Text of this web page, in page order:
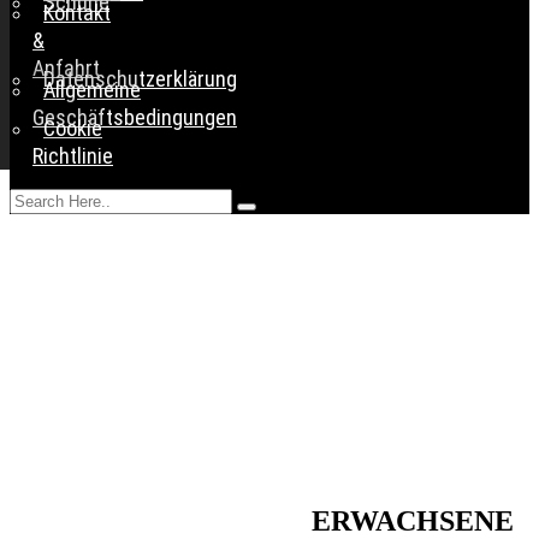
Kontakt
&
Anfahrt
Datenschutzerklärung
Allgemeine
Geschäftsbedingungen
Cookie
Richtlinie
ERWACHSENE